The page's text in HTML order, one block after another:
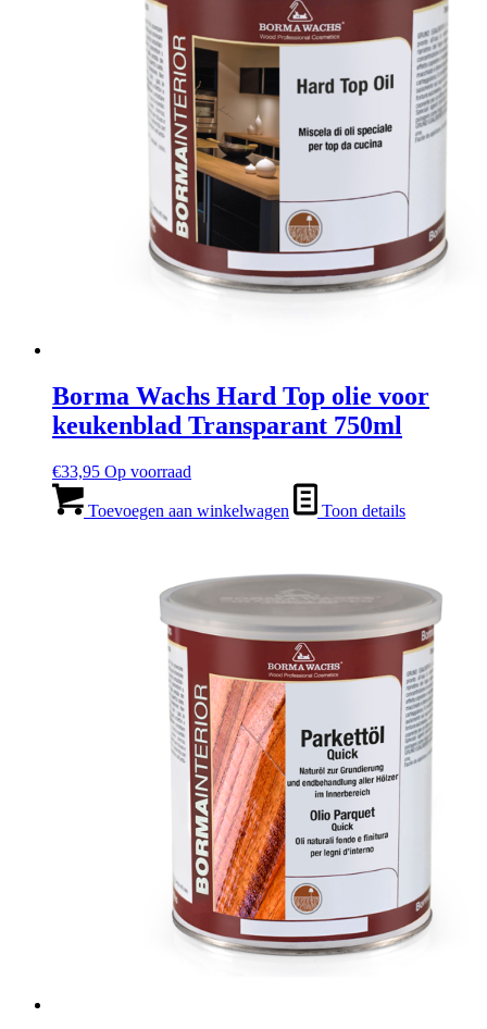
Borma Wachs Hard Top olie voor
keukenblad Transparant 750ml
€33,95 Op voorraad
Toevoegen aan winkelwagen Toon details